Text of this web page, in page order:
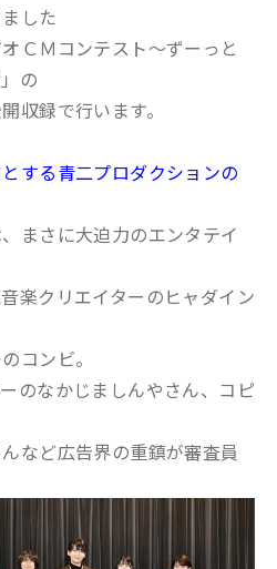
した
ＣＭコンテスト～ずーっと
の
収録で行います。
する青二プロダクションの
まさに大迫力のエンタテイ
楽クリエイターのヒャダイン
コンビ。
のなかじましんやさん、コピ
など広告界の重鎮が審査員